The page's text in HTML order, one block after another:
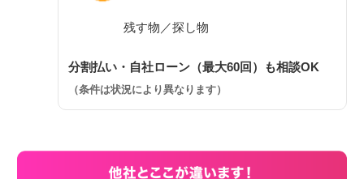
残す物／探し物
分割払い・自社ローン（最大60回）も相談OK
（条件は状況により異なります）